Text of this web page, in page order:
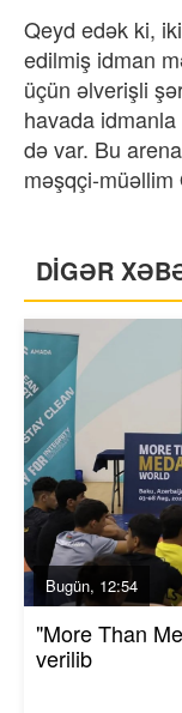
Qeyd edək ki,
edilmiş idman
üçün əlverişli
havada
də var. Bu
məşqçi-
DİGƏR
Bugün, 12:54
"More Than
verilib